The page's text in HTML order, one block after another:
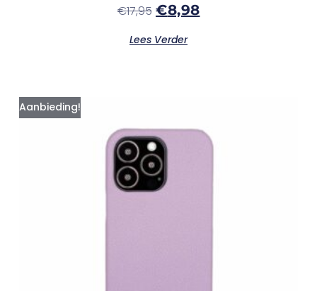
€17,95 €8,98
Lees Verder
Aanbieding!